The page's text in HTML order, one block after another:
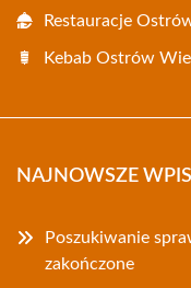
Restauracje
Kebab Ostrów
NAJNOWSZE
Poszukiwanie
zakończone